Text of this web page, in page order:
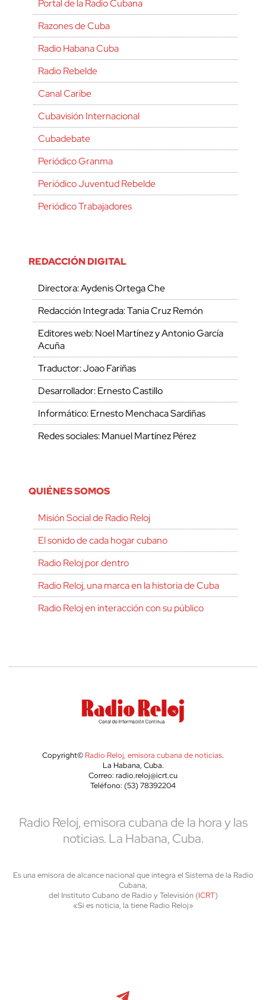
Portal de la Radio Cubana
Razones de Cuba
Radio Habana Cuba
Radio Rebelde
Canal Caribe
Cubavisión Internacional
Cubadebate
Periódico Granma
Periódico Juventud Rebelde
Periódico Trabajadores
REDACCIÓN DIGITAL
Directora: Aydenis Ortega Che
Redacción Integrada: Tania Cruz Remón
Editores web: Noel Martínez y Antonio García
Acuña
Traductor: Joao Fariñas
Desarrollador: Ernesto Castillo
Informático: Ernesto Menchaca Sardiñas
Redes sociales: Manuel Martínez Pérez
QUIÉNES SOMOS
Misión Social de Radio Reloj
El sonido de cada hogar cubano
Radio Reloj por dentro
Radio Reloj, una marca en la historia de Cuba
Radio Reloj en interacción con su público
Copyright© Radio Reloj, emisora cubana de noticias.
La Habana, Cuba.
Correo: radio.reloj@icrt.cu
Teléfono: (53) 78392204
Radio Reloj, emisora cubana de la hora y las
noticias. La Habana, Cuba.
Es una emisora de alcance nacional que integra el Sistema de la Radio
Cubana,
del Instituto Cubano de Radio y Televisión (ICRT)
«Si es noticia, la tiene Radio Reloj»